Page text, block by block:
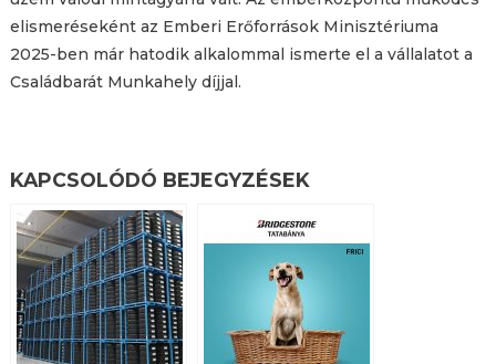
elismeréseként az Emberi Erőforrások Minisztériuma
2025-ben már hatodik alkalommal ismerte el a vállalatot a
Családbarát Munkahely díjjal.
KAPCSOLÓDÓ BEJEGYZÉSEK